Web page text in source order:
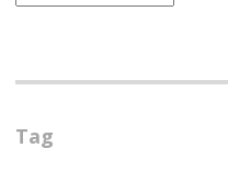
(ARGH)
Tag